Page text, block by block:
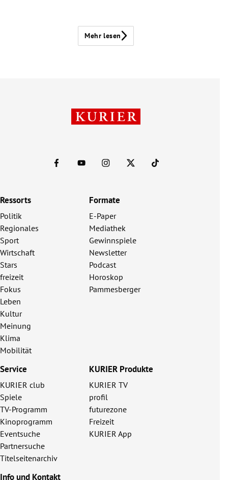
Mehr lesen
Ressorts
Politik
Regionales
Sport
Wirtschaft
Stars
freizeit
Fokus
Leben
Kultur
Meinung
Klima
Mobilität
Formate
E-Paper
Mediathek
Gewinnspiele
Newsletter
Podcast
Horoskop
Pammesberger
Service
KURIER club
Spiele
TV-Programm
Kinoprogramm
Eventsuche
Partnersuche
Titelseitenarchiv
KURIER Produkte
KURIER TV
profil
futurezone
Freizeit
KURIER App
Info und Kontakt